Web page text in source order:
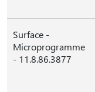
Surface -
Microprogramme
- 11.8.86.3877